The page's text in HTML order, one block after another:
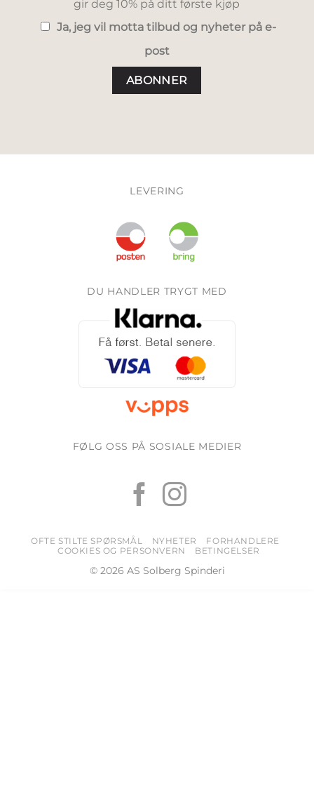
gir deg 10% på ditt første kjøp
Ja, jeg vil motta tilbud og nyheter på e-
post
LEVERING
DU HANDLER TRYGT MED
FØLG OSS PÅ SOSIALE MEDIER
OFTE STILTE SPØRSMÅL NYHETER
FORHANDLERE
COOKIES OG PERSONVERN
BETINGELSER
© 2026 AS Solberg Spinderi